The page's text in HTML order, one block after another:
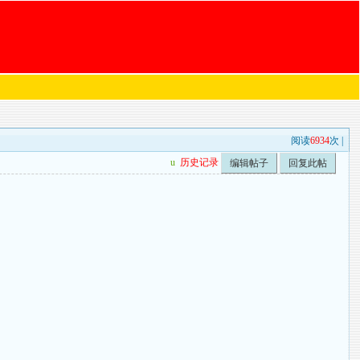
阅读6934次 |
u 历史记录 编辑帖子 回复此帖